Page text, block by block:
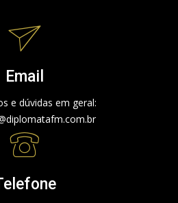
Email
e dúvidas em geral: